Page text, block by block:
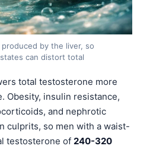
produced by the liver, so
can distort total
total testosterone more
Obesity, insulin resistance,
and nephrotic
culprits, so men with a waist-
testosterone of 240-320